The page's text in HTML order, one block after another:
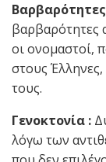
βαρβαρότητες
οι ονομαστοί,
στους
τους.
Γενοκτονία :
λόγω των